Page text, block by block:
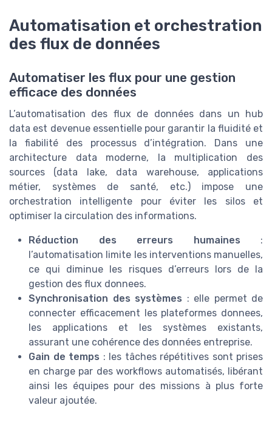
Automatisation et orchestration
des flux de données
Automatiser les flux pour une gestion
efficace des données
L’automatisation des flux de données dans un hub
data est devenue essentielle pour garantir la fluidité et
la fiabilité des processus d’intégration. Dans une
architecture data moderne, la multiplication des
sources (data lake, data warehouse, applications
métier, systèmes de santé, etc.) impose une
orchestration intelligente pour éviter les silos et
optimiser la circulation des informations.
Réduction des erreurs humaines :
l’automatisation limite les interventions manuelles,
ce qui diminue les risques d’erreurs lors de la
gestion des flux donnees.
Synchronisation des systèmes : elle permet de
connecter efficacement les plateformes donnees,
les applications et les systèmes existants,
assurant une cohérence des données entreprise.
Gain de temps : les tâches répétitives sont prises
en charge par des workflows automatisés, libérant
ainsi les équipes pour des missions à plus forte
valeur ajoutée.